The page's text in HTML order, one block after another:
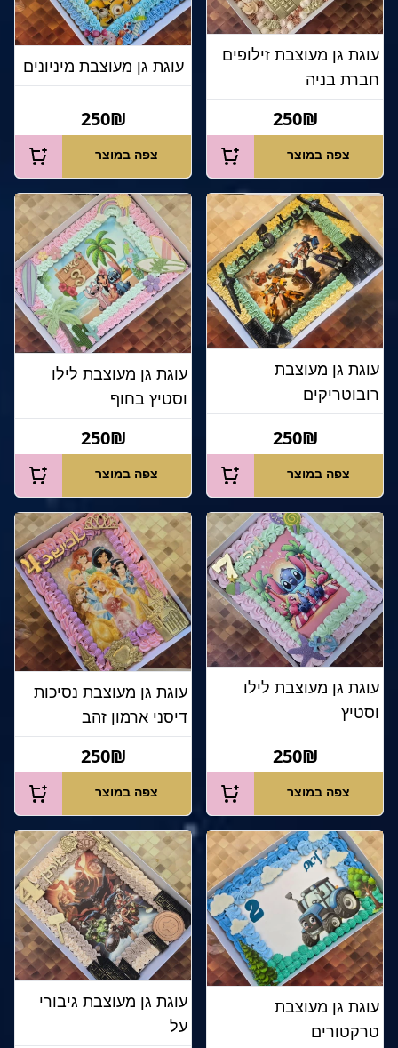
עוגת גן מעוצבת זילופים
חברת בניה
250₪
צפה במוצר
עוגת גן מעוצבת מיניונים
250₪
צפה במוצר
עוגת גן מעוצבת
רובוטריקים
250₪
צפה במוצר
עוגת גן מעוצבת לילו
וסטיץ בחוף
250₪
צפה במוצר
עוגת גן מעוצבת לילו
וסטיץ
250₪
צפה במוצר
עוגת גן מעוצבת נסיכות
דיסני ארמון זהב
250₪
צפה במוצר
עוגת גן מעוצבת
טרקטורים
עוגת גן מעוצבת גיבורי
על